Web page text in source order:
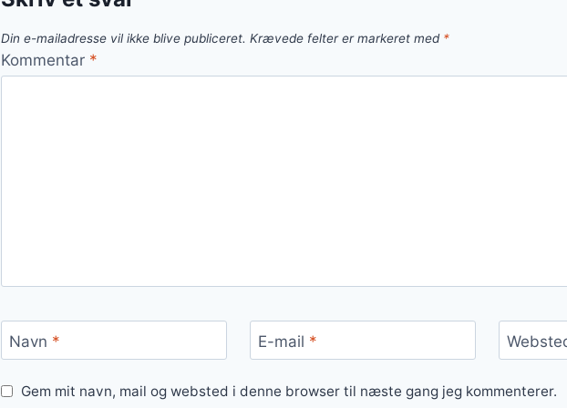
Din e-mailadresse vil ikke blive publiceret. Krævede felter er markeret med *
Kommentar *
Navn * E-mail *
Gem mit navn, mail og websted i denne browser til næste gang jeg kommenterer.